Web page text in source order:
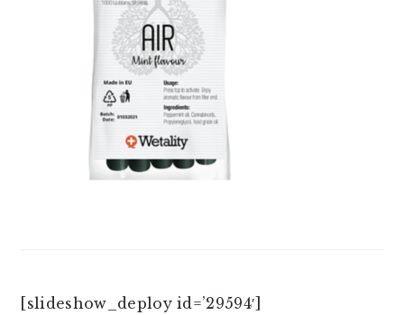
[slideshow_deploy id=’29594′]